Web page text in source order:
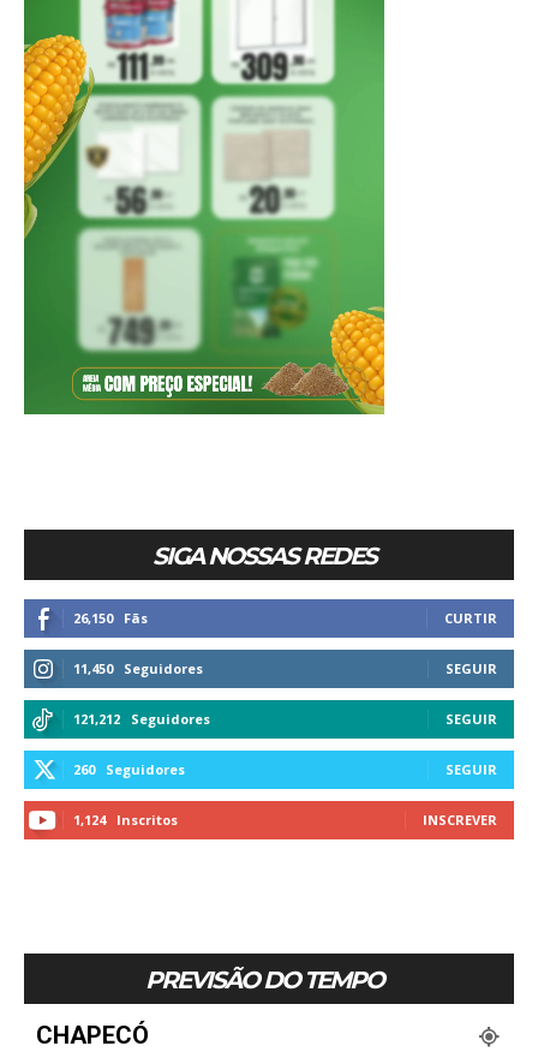
SIGA NOSSAS REDES
26,150 Fãs CURTIR
11,450 Seguidores SEGUIR
121,212 Seguidores SEGUIR
260 Seguidores SEGUIR
1,124 Inscritos INSCREVER
PREVISÃO DO TEMPO
CHAPECÓ